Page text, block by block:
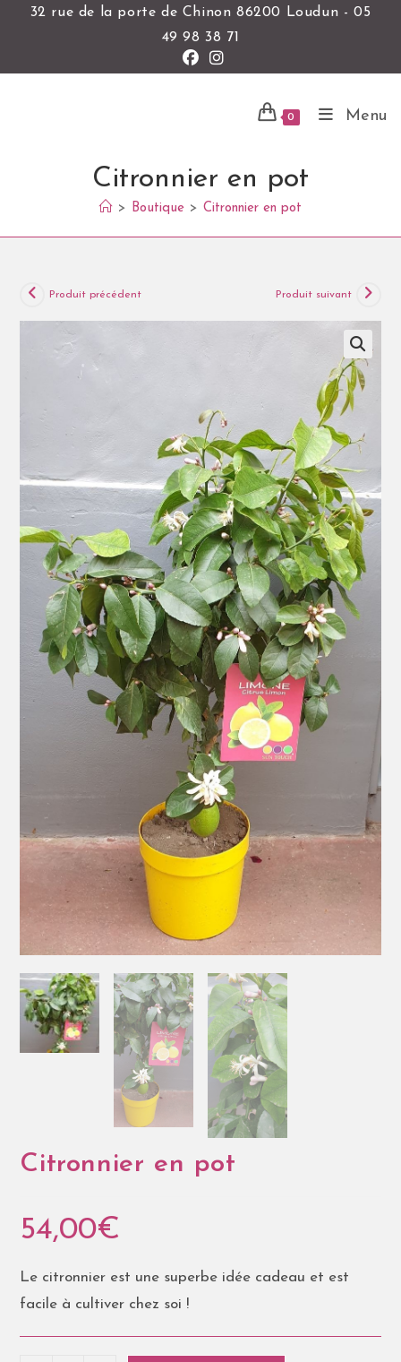
32 rue de la porte de Chinon 86200 Loudun - 05
49 98 38 71
0 Menu
Citronnier en pot
> Boutique > Citronnier en pot
Produit précédent Produit suivant
Citronnier en pot
54,00€
Le citronnier est une superbe idée cadeau et est
facile à cultiver chez soi !